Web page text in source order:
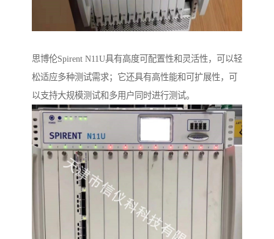
思博伦Spirent N11U具有高度可配置性和灵活性，可以轻
松适应多种测试需求；它还具有高性能和可扩展性，可
以支持大规模测试和多用户同时进行测试。